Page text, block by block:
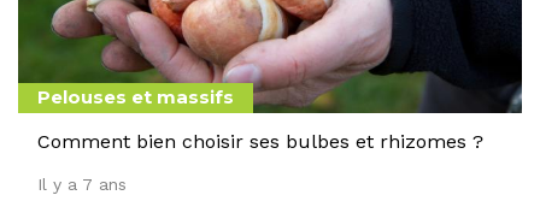
Pelouses et massifs
Comment bien choisir ses bulbes et rhizomes ?
Il y a 7 ans